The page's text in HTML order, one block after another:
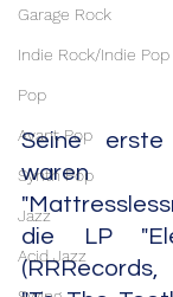
Garage Rock
Indie Rock/Indie Pop
Pop
Avant Pop
Synth Pop
Jazz
Acid Jazz
Seine erste
die LP